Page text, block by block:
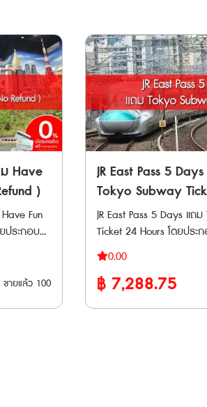
Takayama, Toyama และ
Nagoya
ได้ไม่
Shinano-
ระหว่าง
และ
ะ
ดินทาง
ฟ
ว่างเนื่องจากที่นั่งเต็ม จะไ
พาสต้องใช้ติดต่อกันตาม
ตัวอย่างเช่น หากใช้พาส
กัน เช่น วันที่ 1, 2 และ 3 มกรา
สามารถใช้งานได้ • รถไฟ JR Kyushu ประเภท
Local, Rapid, Limited
ที่นั่งแบบจองและไม่จองที่นั่
Non-Reserved Seat) ภา
ชินคันเซ็น Kyushu
(MIZUHO, SAKURA,
Hakata - Kumamoto และ
Shinkansen (KAMOME)
รถไฟที่ไม่สามารถใช้งานได้
รถบัส JR Kyushu, รถบัส
Kyushu และ ARU
ม Have
)
Fun
ฟ JR
ประเภท
งเที่ยว
ขายแล้ว 100
JR East Pass 5
Tokyo Subway
JR East Pass 5 Days แถ
Ticket 24 Hours โดยประกอบด้วยบัตร
โดยสาร 2 แบบ ได้แก่ • JR East Pass 5
Days เป็นบัตรโดยสารรถไ
ทางได้อย่างอิสระในพื้นที่ใ
9 สาย รวมถึง Toei
0.00
฿ 7,288.75